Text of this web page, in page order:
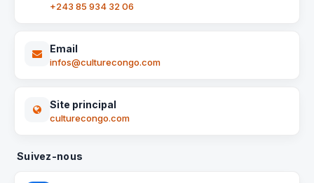
+243 85 934 32 06
Email
infos@culturecongo.com
Site principal
culturecongo.com
Suivez-nous